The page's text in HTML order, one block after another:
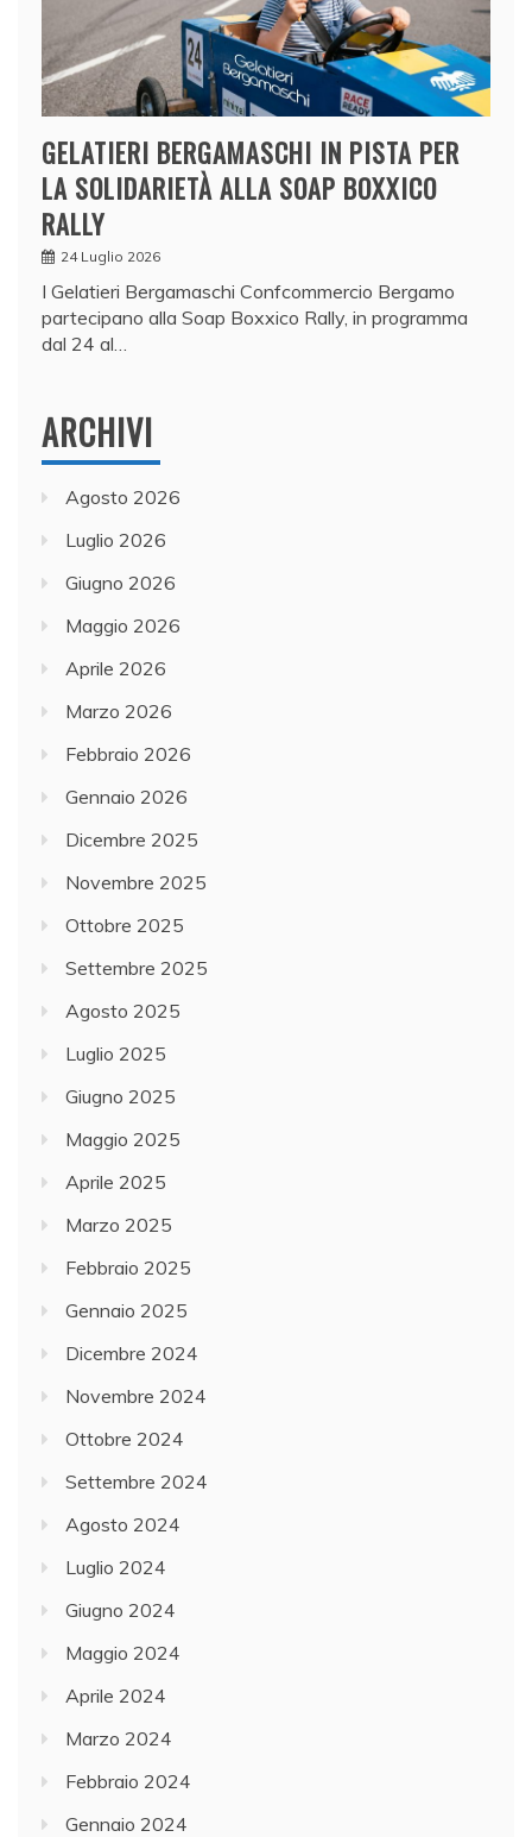
GELATIERI BERGAMASCHI IN PISTA PER
LA SOLIDARIETÀ ALLA SOAP BOXXICO
RALLY
24 Luglio 2026
I Gelatieri Bergamaschi Confcommercio Bergamo
partecipano alla Soap Boxxico Rally, in programma
dal 24 al…
ARCHIVI
Agosto 2026
Luglio 2026
Giugno 2026
Maggio 2026
Aprile 2026
Marzo 2026
Febbraio 2026
Gennaio 2026
Dicembre 2025
Novembre 2025
Ottobre 2025
Settembre 2025
Agosto 2025
Luglio 2025
Giugno 2025
Maggio 2025
Aprile 2025
Marzo 2025
Febbraio 2025
Gennaio 2025
Dicembre 2024
Novembre 2024
Ottobre 2024
Settembre 2024
Agosto 2024
Luglio 2024
Giugno 2024
Maggio 2024
Aprile 2024
Marzo 2024
Febbraio 2024
Gennaio 2024